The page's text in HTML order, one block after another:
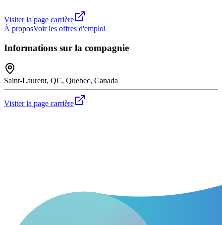
Visiter la page carrière
À proposVoir les offres d'emploi
Informations sur la compagnie
Saint-Laurent, QC, Quebec, Canada
Visiter la page carrière